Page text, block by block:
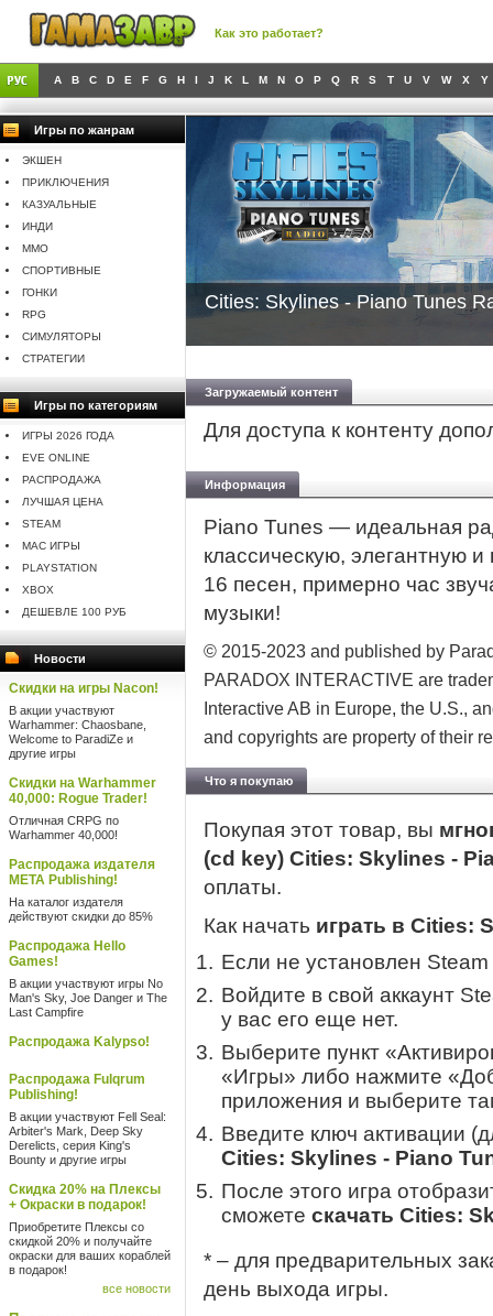
Как это работает?
A B C D E F G H I J K L M N O P Q R S T U V W X Y
Игры по жанрам
ЭКШЕН
ПРИКЛЮЧЕНИЯ
КАЗУАЛЬНЫЕ
ИНДИ
MMO
СПОРТИВНЫЕ
ГОНКИ
RPG
СИМУЛЯТОРЫ
СТРАТЕГИИ
Игры по категориям
ИГРЫ 2026 ГОДА
EVE ONLINE
РАСПРОДАЖА
ЛУЧШАЯ ЦЕНА
STEAM
MAC ИГРЫ
PLAYSTATION
XBOX
ДЕШЕВЛЕ 100 РУБ
Новости
Скидки на игры Nacon!
В акции участвуют
Warhammer: Chaosbane,
Welcome to ParadiZe и
другие игры
Скидки на Warhammer
40,000: Rogue Trader!
Отличная CRPG по
Warhammer 40,000!
Распродажа издателя
META Publishing!
На каталог издателя
действуют скидки до 85%
Распродажа Hello
Games!
В акции участвуют игры No
Man's Sky, Joe Danger и The
Last Campfire
Распродажа Kalypso!
Распродажа Fulqrum
Publishing!
В акции участвуют Fell Seal:
Arbiter's Mark, Deep Sky
Derelicts, серия King's
Bounty и другие игры
Скидка 20% на Плексы
+ Окраски в подарок!
Приобретите Плексы со
скидкой 20% и получайте
окраски для ваших кораблей
в подарок!
все новости
Cities: Skylines - Piano Tunes
Загружаемый контент
Для доступа к контенту
Информация
Piano Tunes — идеальная
классическую, элегантную
16 песен, примерно час
музыки!
© 2015-2023 and published by
PARADOX INTERACTIVE are
Interactive AB in Europe, the U.S.,
and copyrights are property of their
Что я покупаю
Покупая этот товар, вы
(cd key) Cities: Skylines -
оплаты.
Как начать играть в Cities:
Если не установлен
Войдите в свой аккаунт
у вас его еще нет.
Выберите пункт
«Игры» либо нажмите
приложения и выберите
Введите ключ активации
Cities: Skylines - Piano
После этого игра
сможете скачать Cities:
* – для предварительных
день выхода игры.